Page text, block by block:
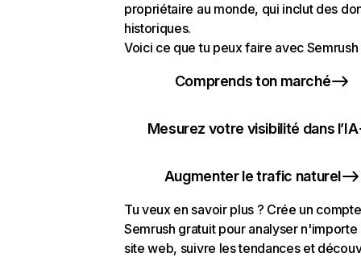
propriétaire au monde, qui inclut des
historiques.
Voici ce que tu peux faire avec Semrush
Comprends ton marché
Mesurez votre visibilité dans l’IA
Augmenter le trafic naturel
Tu veux en savoir plus ? Crée un compte
Semrush gratuit pour analyser n'importe
site web, suivre les tendances et